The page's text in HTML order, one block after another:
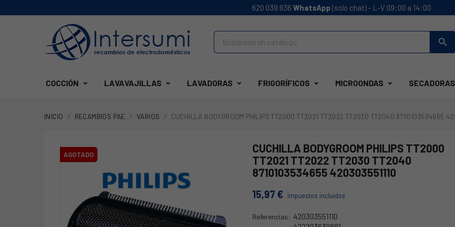
620 039 836 WhatsApp (solo chat) - L-V 09:00 a 14:00
search
COCCIÓN LAVAVAJILLAS LAVADORAS FRIGORÍFICOS MICROONDAS SECADORAS
INICIO RECAMBIOS PAE VARIOS CUCHILLA BODYGROOM PHILIPS TT2000 TT2021 TT2022 TT2030 TT2040 8710103534655
AGOTADO
CUCHILLA BODYGROOM PHILIPS TT2000
TT2021 TT2022 TT2030 TT2040
8710103534655 420303551110
15,97 € Impuestos incluidos
Referencias: 420303551110